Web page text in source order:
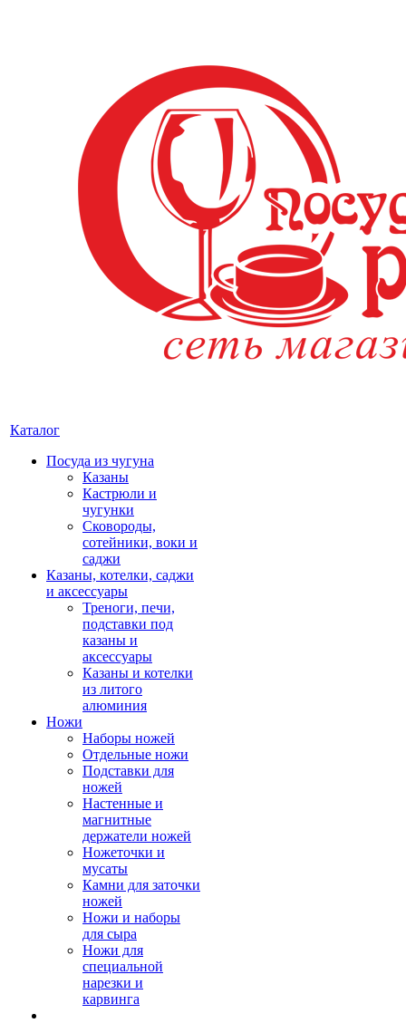
Каталог
Посуда из чугуна
Казаны
Кастрюли и
чугунки
Сковороды,
сотейники, воки и
саджи
Казаны, котелки, саджи
и аксессуары
Треноги, печи,
подставки под
казаны и
аксессуары
Казаны и котелки
из литого
алюминия
Ножи
Наборы ножей
Отдельные ножи
Подставки для
ножей
Настенные и
магнитные
держатели ножей
Ножеточки и
мусаты
Камни для заточки
ножей
Ножи и наборы
для сыра
Ножи для
специальной
нарезки и
карвинга